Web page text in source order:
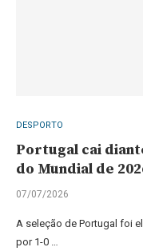
DESPORTO
Portugal cai
do Mundial de
07/07/2026
A seleção de Portugal foi
por 1-0 …